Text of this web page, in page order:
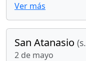
Ver más
San Atanasio
2 de mayo